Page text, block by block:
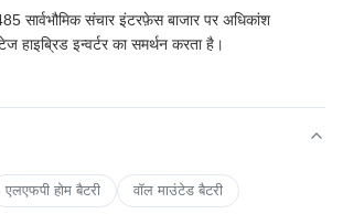
सार्वभौमिक संचार इंटरफ़ेस बाजार पर अधिकांश
हाइब्रिड इन्वर्टर का समर्थन करता है।
एलएफपी होम बैटरी वॉल माउंटेड बैटरी